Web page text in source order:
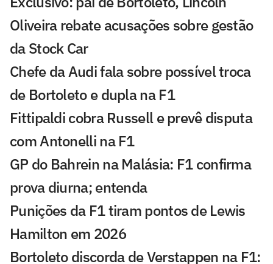
Oliveira rebate acusações sobre gestão
da Stock Car
Chefe da Audi fala sobre possível troca
de Bortoleto e dupla na F1
Fittipaldi cobra Russell e prevê disputa
com Antonelli na F1
GP do Bahrein na Malásia: F1 confirma
prova diurna; entenda
Punições da F1 tiram pontos de Lewis
Hamilton em 2026
Bortoleto discorda de Verstappen na F1: